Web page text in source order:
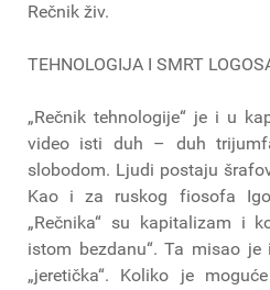
Rečnik živ.
TEHNOLOGIJA I SMRT
„Rečnik tehnologije“ je i u
video isti duh – duh
slobodom. Ljudi postaju
Kao i za ruskog fiosofa
„Rečnika“ su kapitalizam i
istom bezdanu“. Ta misao
„jeretička“. Koliko je